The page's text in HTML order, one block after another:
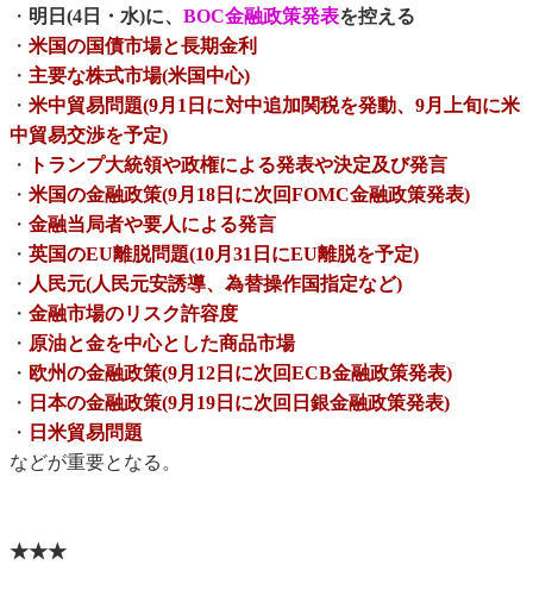
・ 明日(4日・水)に、 BOC金融政策発表を控える
・ 米国の国債市場と長期金利
・ 主要な株式市場(米国中心)
・ 米中貿易問題(9月1日に対中追加関税を発動、9月上旬に米
中貿易交渉を予定)
・
トランプ大統領や政権による発表や決定及び発言
・ 米国の金融政策(9月18日に次回FOMC金融政策発表)
・ 金融当局者や要人による発言
・ 英国のEU離脱問題(10月31日にEU離脱を予定)
・ 人民元(人民元安誘導、為替操作国指定など)
・ 金融市場のリスク許容度
・ 原油と金を中心とした商品市場
・ 欧州の金融政策(9月12日に次回ECB金融政策発表)
・ 日本の金融政策(9月19日に次回日銀金融政策発表)
・ 日米貿易問題
などが重要となる。
★★★